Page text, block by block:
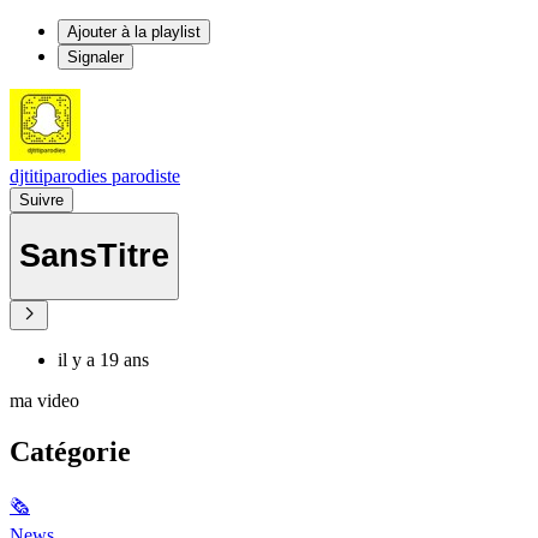
Ajouter à la playlist
Signaler
djtitiparodies parodiste
Suivre
SansTitre
il y a 19 ans
ma video
Catégorie
🗞